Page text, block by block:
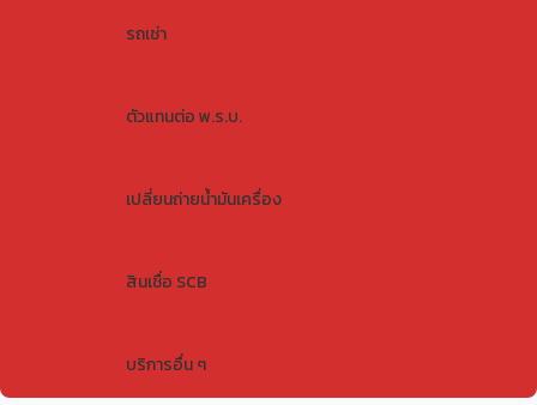
รถเช่า
ตัวแทนต่อ พ.ร.บ.
เปลี่ยนถ่ายน้ำมันเครื่อง
สินเชื่อ SCB
บริการอื่น ๆ